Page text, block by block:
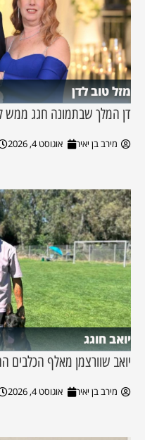
מזל טוב לדן
דן המלך שבתמונה חגג ממש
מירב בן יאיר אוגוסט 4, 2026
יואב חוגג
יואב שוורצמן מאלף הכלבים
מירב בן יאיר אוגוסט 4, 2026